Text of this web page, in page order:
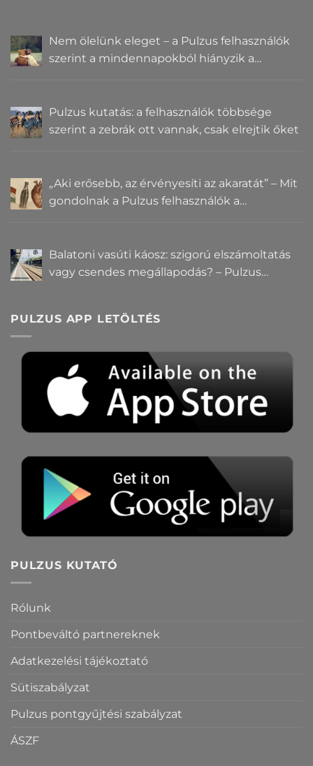
Nem ölelünk eleget – a Pulzus felhasználók
szerint a mindennapokból hiányzik a
Pulzus kutatás: a felhasználók többsége
szerint a zebrák ott vannak, csak elrejtik őket
„Aki erősebb, az érvényesíti az akaratát” – Mit
gondolnak a Pulzus felhasználók a
Balatoni vasúti káosz: szigorú elszámoltatás
vagy csendes megállapodás? – Pulzus
PULZUS APP LETÖLTÉS
PULZUS KUTATÓ
Rólunk
Pontbeváltó partnereknek
Adatkezelési tájékoztató
Sütiszabályzat
Pulzus pontgyűjtési szabályzat
ÁSZF